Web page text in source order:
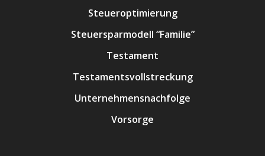
Steueroptimierung
Steuersparmodell “Familie”
Testament
Testamentsvollstreckung
Unternehmensnachfolge
Vorsorge